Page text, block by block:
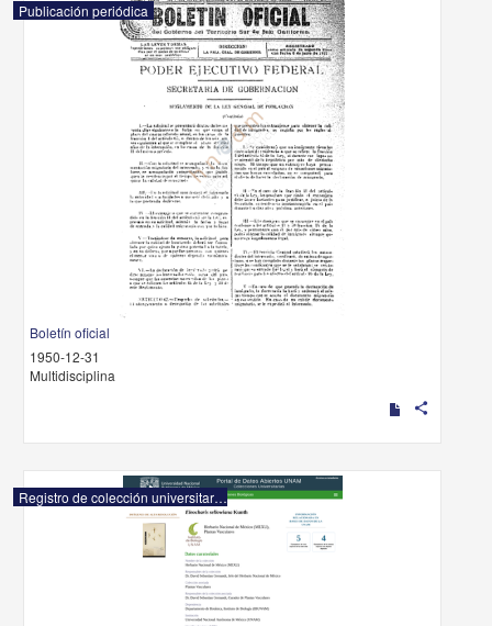
Publicación periódica
Boletín oficial
1950-12-31
Multidisciplina
share
Registro de colección universitaria